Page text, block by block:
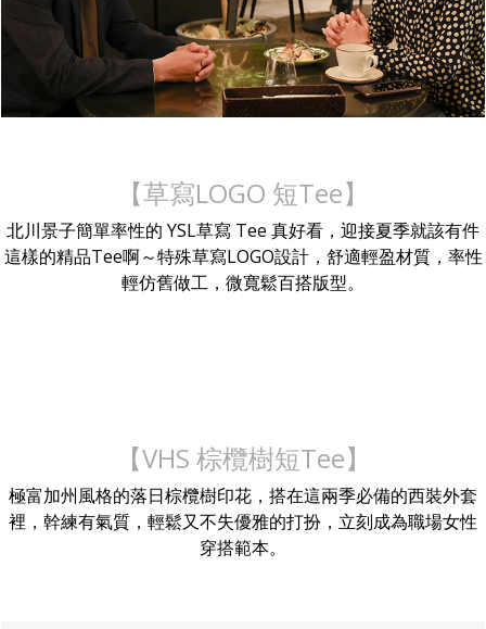
【草寫LOGO 短Tee】
北川景子簡單率性的 YSL草寫 Tee 真好看，迎接夏季就該有件
這樣的精品Tee啊～特殊草寫LOGO設計，舒適輕盈材質，率性
輕仿舊做工，微寬鬆百搭版型。
【VHS 棕欖樹短Tee】
極富加州風格的落日棕欖樹印花，搭在這兩季必備的西裝外套
裡，幹練有氣質，輕鬆又不失優雅的打扮，立刻成為職場女性
穿搭範本。